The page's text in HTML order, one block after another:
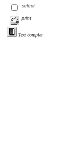
select
print
Text complet